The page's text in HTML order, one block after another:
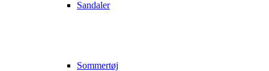
Sandaler
Sommertøj